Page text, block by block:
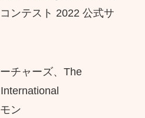
ンテスト 2022 公式サ
チャーズ、The
ン